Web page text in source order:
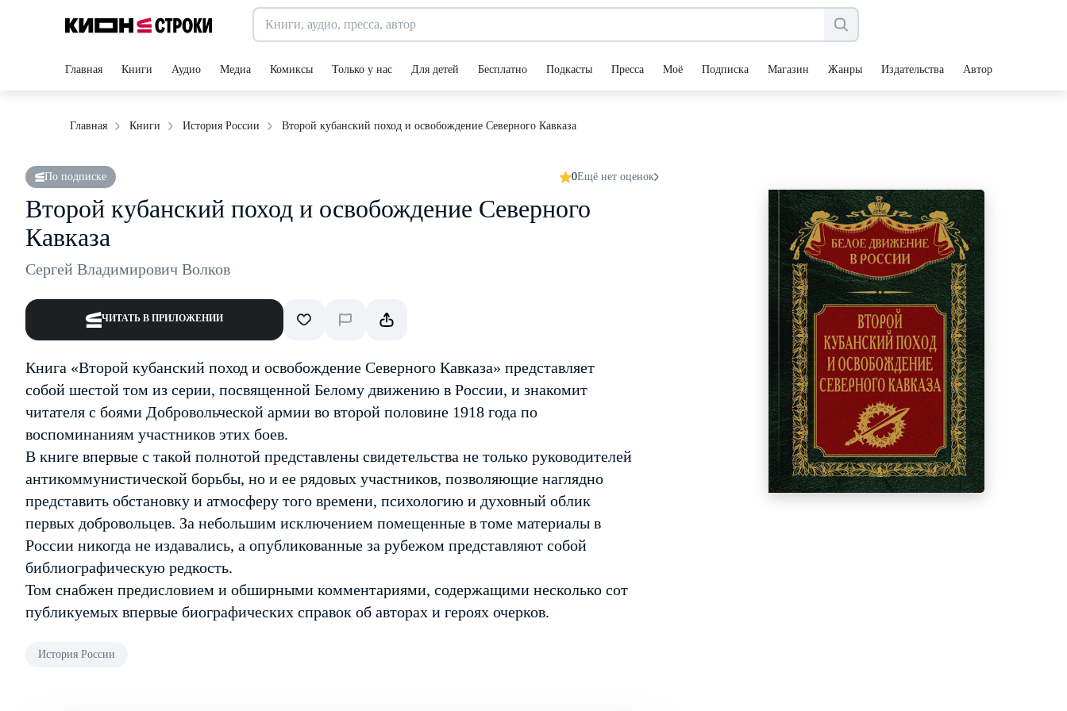
Главная Книги Аудио Медиа Комиксы Только у нас Для детей Бесплатно Подкасты Пресса Моё Подписка Магазин Жанры Издательства Авторы
Главная Книги История России Второй кубанский поход и освобождение Северного Кавказа
По подписке 0Ещё нет оценок
Второй кубанский поход и освобождение Северного
Кавказа
Сергей Владимирович Волков
ЧИТАТЬ В ПРИЛОЖЕНИИ
Книга «Второй кубанский поход и освобождение Северного Кавказа» представляет
собой шестой том из серии, посвященной Белому движению в России, и знакомит
читателя с боями Добровольческой армии во второй половине 1918 года по
воспоминаниям участников этих боев.
В книге впервые с такой полнотой представлены свидетельства не только руководителей
антикоммунистической борьбы, но и ее рядовых участников, позволяющие наглядно
представить обстановку и атмосферу того времени, психологию и духовный облик
первых добровольцев. За небольшим исключением помещенные в томе материалы в
России никогда не издавались, а опубликованные за рубежом представляют собой
библиографическую редкость.
Том снабжен предисловием и обширными комментариями, содержащими несколько сот
публикуемых впервые биографических справок об авторах и героях очерков.
История России